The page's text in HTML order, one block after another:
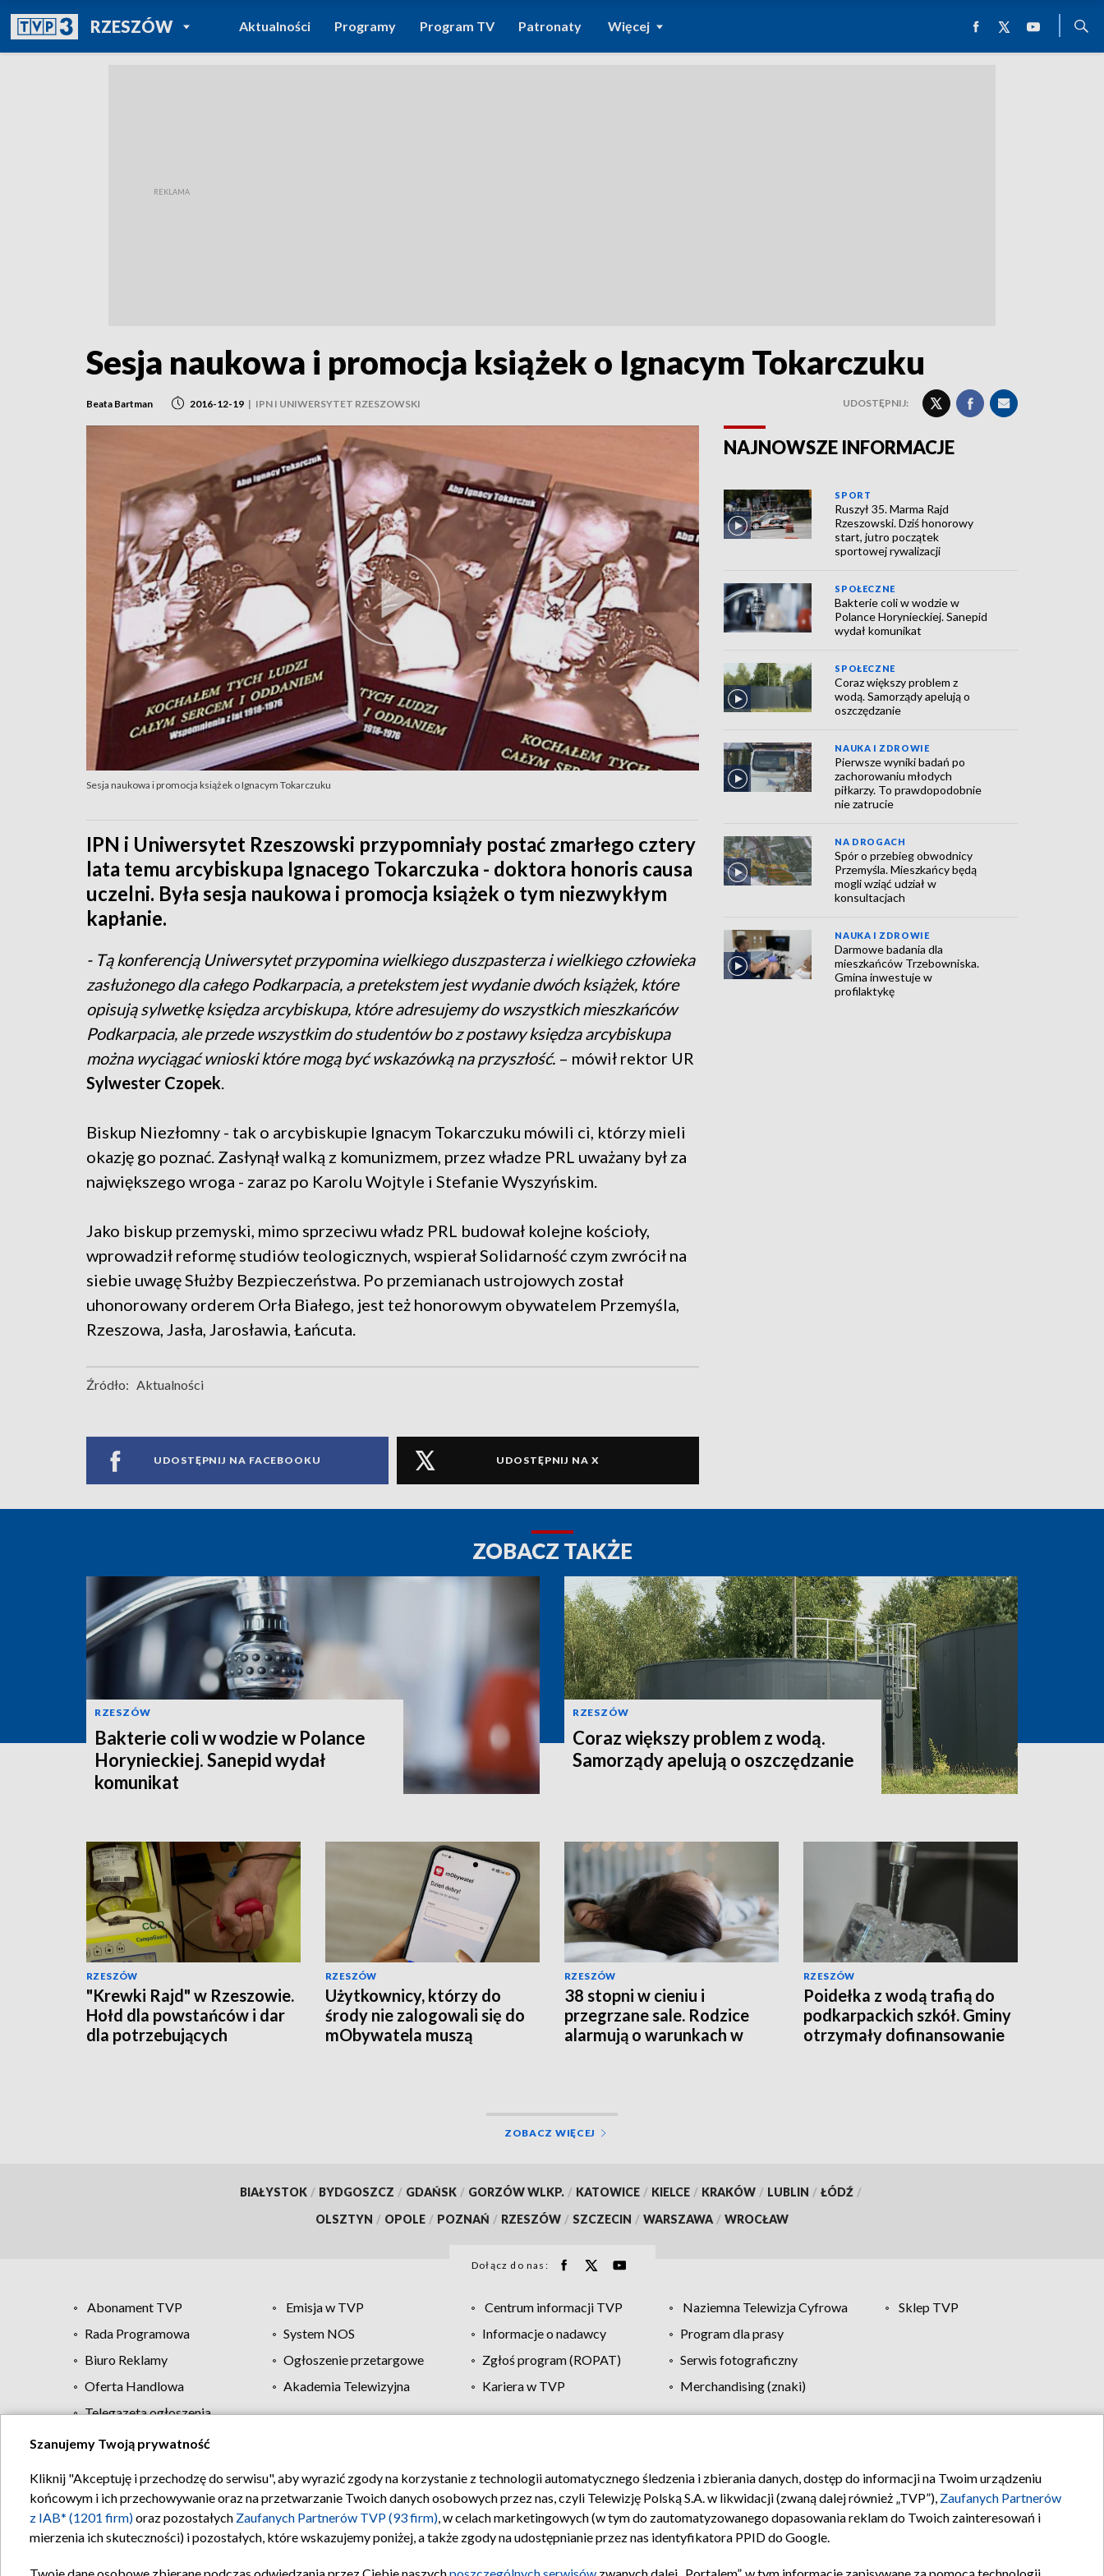
RZESZÓWPOWRÓT DO
TVP REGIONY
Aktualności Programy Program TV Patronaty Więcej
Sesja naukowa i promocja książek o Ignacym Tokarczuku
Beata Bartman 2016-12-19 | IPN I UNIWERSYTET RZESZOWSKI UDOSTĘPNIJ:
Sesja naukowa i promocja książek o Ignacym Tokarczuku
IPN i Uniwersytet Rzeszowski przypomniały postać zmarłego cztery
lata temu arcybiskupa Ignacego Tokarczuka - doktora honoris causa
uczelni. Była sesja naukowa i promocja książek o tym niezwykłym
kapłanie.
- Tą konferencją Uniwersytet przypomina wielkiego duszpasterza i wielkiego człowieka
zasłużonego dla całego Podkarpacia, a pretekstem jest wydanie dwóch książek, które
opisują sylwetkę księdza arcybiskupa, które adresujemy do wszystkich mieszkańców
Podkarpacia, ale przede wszystkim do studentów bo z postawy księdza arcybiskupa
można wyciągać wnioski które mogą być wskazówką na przyszłość. – mówił rektor UR
Sylwester Czopek
Biskup Niezłomny - tak o arcybiskupie Ignacym Tokarczuku mówili ci, którzy mieli
okazję go poznać. Zasłynął walką z komunizmem, przez władze PRL uważany był za
największego wroga - zaraz po Karolu Wojtyle i Stefanie Wyszyńskim.
Jako biskup przemyski, mimo sprzeciwu władz PRL budował kolejne kościoły,
wprowadził reformę studiów teologicznych, wspierał Solidarność czym zwrócił na
siebie uwagę Służby Bezpieczeństwa. Po przemianach ustrojowych został
uhonorowany orderem Orła Białego, jest też honorowym obywatelem Przemyśla,
Rzeszowa, Jasła, Jarosławia, Łańcuta.
Źródło: Aktualności
UDOSTĘPNIJ NA FACEBOOKU UDOSTĘPNIJ NA X
NAJNOWSZE INFORMACJE
SPORT
Ruszył 35. Marma Rajd
Rzeszowski. Dziś honorowy
start, jutro początek
sportowej rywalizacji
SPOŁECZNE
Bakterie coli w wodzie w
Polance Horynieckiej. Sanepid
wydał komunikat
SPOŁECZNE
Coraz większy problem z
wodą. Samorządy apelują o
oszczędzanie
NAUKA I ZDROWIE
Pierwsze wyniki badań po
zachorowaniu młodych
piłkarzy. To prawdopodobnie
nie zatrucie
NA DROGACH
Spór o przebieg obwodnicy
Przemyśla. Mieszkańcy będą
mogli wziąć udział w
konsultacjach
NAUKA I ZDROWIE
Darmowe badania dla
mieszkańców Trzebowniska.
Gmina inwestuje w
profilaktykę
ZOBACZ TAKŻE
RZESZÓW
Bakterie coli w wodzie w Polance
Horynieckiej. Sanepid wydał
komunikat
RZESZÓW
Coraz większy problem z wodą.
Samorządy apelują o oszczędzanie
RZESZÓW
"Krewki Rajd" w Rzeszowie.
Hołd dla powstańców i dar
dla potrzebujących
RZESZÓW
Użytkownicy, którzy do
środy nie zalogowali się do
mObywatela muszą
RZESZÓW
38 stopni w cieniu i
przegrzane sale. Rodzice
alarmują o warunkach w
RZESZÓW
Poidełka z wodą trafią do
podkarpackich szkół. Gminy
otrzymały dofinansowanie
ZOBACZ WIĘCEJ
BIAŁYSTOK / BYDGOSZCZ / GDAŃSK / GORZÓW WLKP. / KATOWICE / KIELCE / KRAKÓW / LUBLIN / ŁÓDŹ /
OLSZTYN / OPOLE / POZNAŃ / RZESZÓW / SZCZECIN / WARSZAWA / WROCŁAW
Dołącz do nas:
Abonament TVP Emisja w TVP Centrum informacji TVP Naziemna Telewizja Cyfrowa
Sklep TVP
Rada Programowa
System NOS Informacje o nadawcy
Program dla prasy
Biuro Reklamy
Ogłoszenie przetargowe Zgłoś program (ROPAT)
Serwis fotograficzny
Oferta Handlowa
Akademia Telewizyjna Kariera w TVP
Merchandising (znaki)
Telegazeta ogłoszenia
Regulamin TVP Polityka prywatności Moje zgody Pomoc Biuro reklamy Kontakt
Szanujemy Twoją prywatność
Kliknij "Akceptuję i przechodzę do serwisu", aby wyrazić zgody na korzystanie z technologii automatycznego śledzenia i zbierania danych, dostęp do informacji na Twoim urządzeniu
końcowym i ich przechowywanie oraz na przetwarzanie Twoich danych osobowych przez nas, czyli Telewizję Polską S.A. w likwidacji (zwaną dalej również „TVP”), Zaufanych Partnerów
z IAB* (1201 firm)oraz pozostałych Zaufanych Partnerów TVP (93 firm), w celach marketingowych (w tym do zautomatyzowanego dopasowania reklam do Twoich zainteresowań i
mierzenia ich skuteczności) i pozostałych, które wskazujemy poniżej, a także zgody na udostępnianie przez nas identyfikatora PPID do Google.